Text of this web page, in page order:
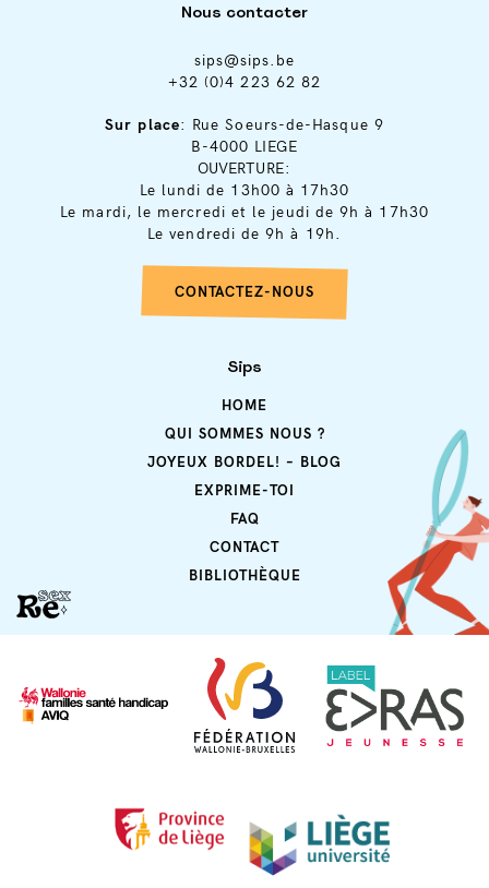
Nous contacter
sips@sips.be
+32 (0)4 223 62 82
Sur place: Rue Soeurs-de-Hasque 9
B-4000 LIEGE
OUVERTURE:
Le lundi de 13h00 à 17h30
Le mardi, le mercredi et le jeudi de 9h à 17h30
Le vendredi de 9h à 19h.
CONTACTEZ-NOUS
Sips
HOME
QUI SOMMES NOUS ?
JOYEUX BORDEL! – BLOG
EXPRIME-TOI
FAQ
CONTACT
BIBLIOTHÈQUE